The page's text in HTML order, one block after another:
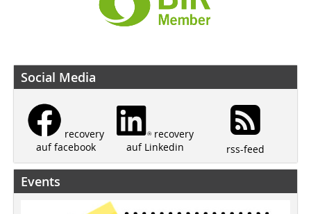
Social Media
recovery
auf facebook
recovery
auf Linkedin
rss-feed
Events